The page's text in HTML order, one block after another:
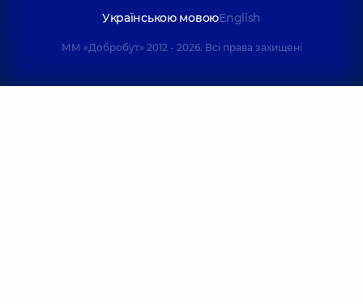
Українською мовоюEnglish
ММ «Добробут» 2012 - 2026. Всі права захищені